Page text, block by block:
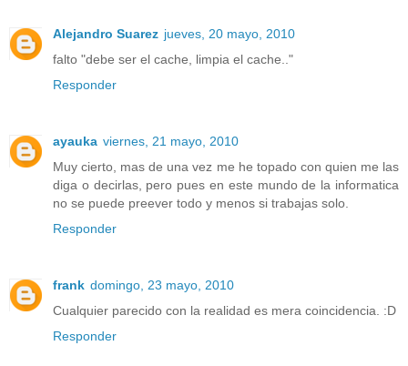
Alejandro Suarez jueves, 20 mayo, 2010
falto "debe ser el cache, limpia el cache.."
Responder
ayauka viernes, 21 mayo, 2010
Muy cierto, mas de una vez me he topado con quien me las
diga o decirlas, pero pues en este mundo de la informatica
no se puede preever todo y menos si trabajas solo.
Responder
frank domingo, 23 mayo, 2010
Cualquier parecido con la realidad es mera coincidencia. :D
Responder